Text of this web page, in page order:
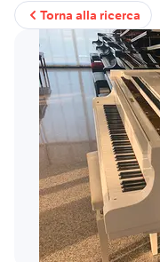
Torna alla ricerca